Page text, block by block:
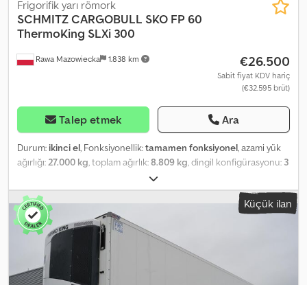
Rawa Mazowiecka 1.838 km
Frigorifik yarı römork
SCHMITZ CARGOBULL SKO FP 60
ThermoKing SLXi 300
€26.500
Sabit fiyat KDV hariç
(€32.595 brüt)
Talep etmek Ara
Durum: ikinci el, Fonksiyonellik:tamamen fonksiyonel, azami yük
ağırlığı: 27.000 kg , toplam ağırlık:8.809 kg , dingil konfigürasyonu: 3
, toplam uzunluk:
genişlik:2.460 mm, süspansiyon:hava, renk:beyaz, Üretim yılı:
2019, Donanım:hidrolik direksiyon, soğutma ünitesi, tam servis
geçmişi, teknik özellikler Soğutma ünitesi – THERMO KING SLXi
300, dizel ve elektrikli Aks üreticisi – Schmitz Rotos Tam hava
süspansiyonu 4 çelik çubuklu, yalıtımlı arka kapılar FP yalıtımlı yan
duvar, 60 mm Kapak tutuculu, plastik alet kutusu Plastik tank, 245
litre Elektronik fren sistemi EBS Kilitlenme önleyici sistem ABS
Küçük ilan